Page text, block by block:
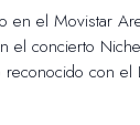
en el Movistar
el concierto
reconocido con